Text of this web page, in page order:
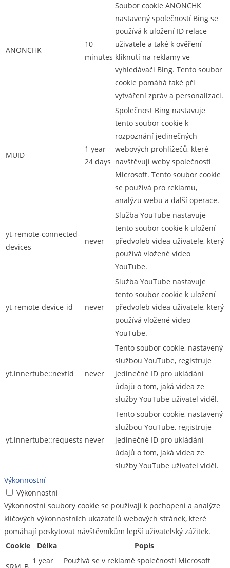
ANONCHK
10
minutes
Soubor cookie ANONCHK
nastavený společností Bing se
používá k uložení ID relace
uživatele a také k ověření
kliknutí na reklamy ve
vyhledávači Bing. Tento soubor
cookie pomáhá také při
vytváření zpráv a personalizaci.
MUID
1 year
24 days
Společnost Bing nastavuje
tento soubor cookie k
rozpoznání jedinečných
webových prohlížečů, které
navštěvují weby společnosti
Microsoft. Tento soubor cookie
se používá pro reklamu,
analýzu webu a další operace.
yt-remote-connected-
devices
never
Služba YouTube nastavuje
tento soubor cookie k uložení
předvoleb videa uživatele, který
používá vložené video
YouTube.
yt-remote-device-id never
Služba YouTube nastavuje
tento soubor cookie k uložení
předvoleb videa uživatele, který
používá vložené video
YouTube.
yt.innertube::nextId never
Tento soubor cookie, nastavený
službou YouTube, registruje
jedinečné ID pro ukládání
údajů o tom, jaká videa ze
služby YouTube uživatel viděl.
yt.innertube::requests never
Tento soubor cookie, nastavený
službou YouTube, registruje
jedinečné ID pro ukládání
údajů o tom, jaká videa ze
služby YouTube uživatel viděl.
Výkonnostní
Výkonnostní
Výkonnostní soubory cookie se používají k pochopení a analýze
klíčových výkonnostních ukazatelů webových stránek, které
pomáhají poskytovat návštěvníkům lepší uživatelský zážitek.
Cookie
Délka Popis
1 year Používá se v reklamě společnosti Microsoft